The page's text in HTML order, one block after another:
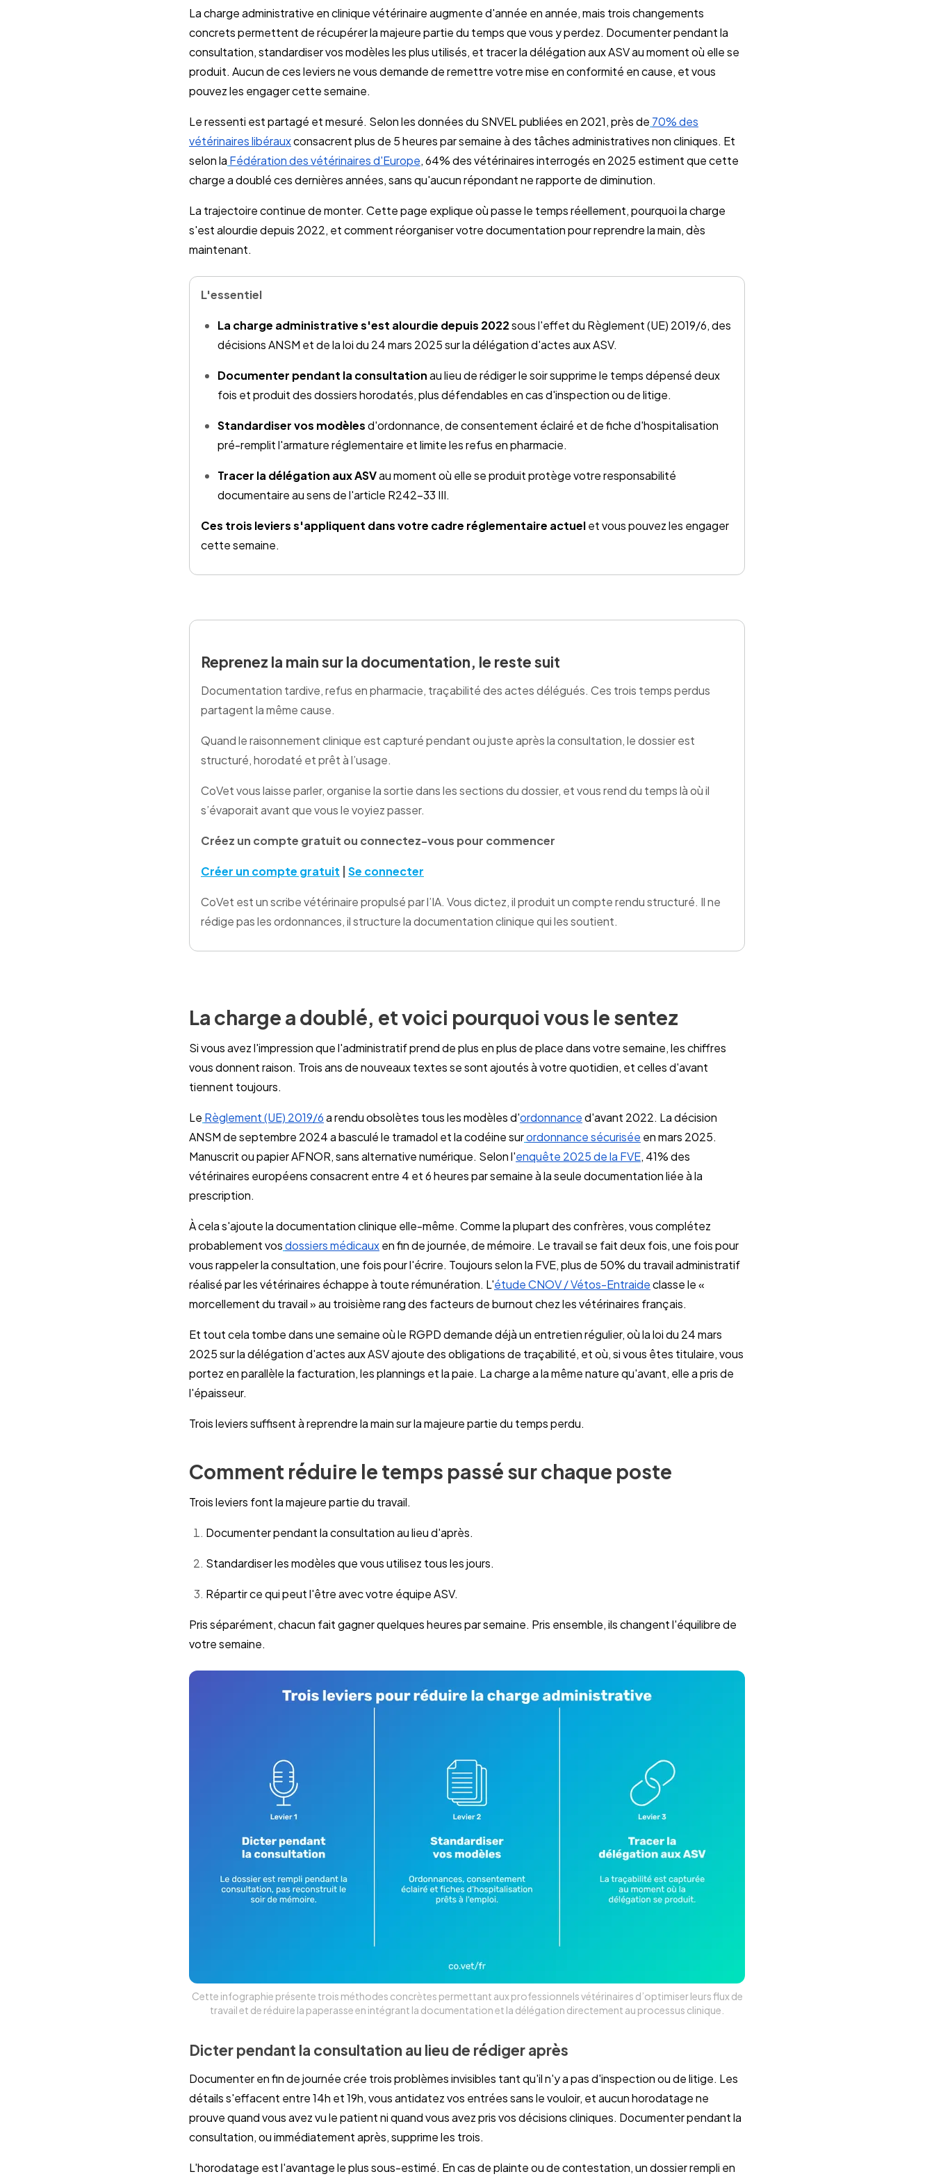
La charge administrative en clinique vétérinaire augmente d'année en année, mais trois changements
concrets permettent de récupérer la majeure partie du temps que vous y perdez. Documenter pendant la
consultation, standardiser vos modèles les plus utilisés, et tracer la délégation aux ASV au moment où elle se
produit. Aucun de ces leviers ne vous demande de remettre votre mise en conformité en cause, et vous
pouvez les engager cette semaine.
Le ressenti est partagé et mesuré. Selon les données du SNVEL publiées en 2021, près de 70% des
vétérinaires libérauxconsacrent plus de 5 heures par semaine à des tâches administratives non cliniques. Et
selon la Fédération des vétérinaires d'Europe, 64% des vétérinaires interrogés en 2025 estiment que cette
charge a doublé ces dernières années, sans qu'aucun répondant ne rapporte de diminution.
La trajectoire continue de monter. Cette page explique où passe le temps réellement, pourquoi la charge
s'est alourdie depuis 2022, et comment réorganiser votre documentation pour reprendre la main, dès
maintenant.
L'essentiel
La charge administrative s'est alourdie depuis 2022sous l'effet du Règlement (UE) 2019/6, des
décisions ANSM et de la loi du 24 mars 2025 sur la délégation d'actes aux ASV.
Documenter pendant la consultationau lieu de rédiger le soir supprime le temps dépensé deux
fois et produit des dossiers horodatés, plus défendables en cas d'inspection ou de litige.
Standardiser vos modèlesd'ordonnance, de consentement éclairé et de fiche d'hospitalisation
pré-remplit l'armature réglementaire et limite les refus en pharmacie.
Tracer la délégation aux ASVau moment où elle se produit protège votre responsabilité
documentaire au sens de l'article R242-33 III.
Ces trois leviers s'appliquent dans votre cadre réglementaire actuelet vous pouvez les engager
cette semaine.
Reprenez la main sur la documentation, le reste suit
Documentation tardive, refus en pharmacie, traçabilité des actes délégués. Ces trois temps perdus
partagent la même cause.
Quand le raisonnement clinique est capturé pendant ou juste après la consultation, le dossier est
structuré, horodaté et prêt à l’usage.
CoVet vous laisse parler, organise la sortie dans les sections du dossier, et vous rend du temps là où il
s’évaporait avant que vous le voyiez passer.
Créez un compte gratuit ou connectez-vous pour commencer
Créer un compte gratuit |Se connecter
CoVet est un scribe vétérinaire propulsé par l’IA. Vous dictez, il produit un compte rendu structuré. Il ne
rédige pas les ordonnances, il structure la documentation clinique qui les soutient.
La charge a doublé, et voici pourquoi vous le sentez
Si vous avez l'impression que l'administratif prend de plus en plus de place dans votre semaine, les chiffres
vous donnent raison. Trois ans de nouveaux textes se sont ajoutés à votre quotidien, et celles d'avant
tiennent toujours.
Le Règlement (UE) 2019/6a rendu obsolètes tous les modèles d'ordonnanced'avant 2022. La décision
ANSM de septembre 2024 a basculé le tramadol et la codéine surordonnance sécurisée en mars 2025.
Manuscrit ou papier AFNOR, sans alternative numérique. Selon l'enquête 2025 de la FVE, 41% des
vétérinaires européens consacrent entre 4 et 6 heures par semaine à la seule documentation liée à la
prescription.
À cela s'ajoute la documentation clinique elle-même. Comme la plupart des confrères, vous complétez
probablement vosdossiers médicauxen fin de journée, de mémoire. Le travail se fait deux fois, une fois pour
vous rappeler la consultation, une fois pour l'écrire. Toujours selon la FVE, plus de 50% du travail administratif
réalisé par les vétérinaires échappe à toute rémunération. L'étude CNOV / Vétos-Entraideclasse le «
morcellement du travail » au troisième rang des facteurs de burnout chez les vétérinaires français.
Et tout cela tombe dans une semaine où le RGPD demande déjà un entretien régulier, où la loi du 24 mars
2025 sur la délégation d'actes aux ASV ajoute des obligations de traçabilité, et où, si vous êtes titulaire, vous
portez en parallèle la facturation, les plannings et la paie. La charge a la même nature qu'avant, elle a pris de
l'épaisseur.
Trois leviers suffisent à reprendre la main sur la majeure partie du temps perdu.
Comment réduire le temps passé sur chaque poste
Trois leviers font la majeure partie du travail.
Documenter pendant la consultation au lieu d'après.
Standardiser les modèles que vous utilisez tous les jours.
Répartir ce qui peut l'être avec votre équipe ASV.
Pris séparément, chacun fait gagner quelques heures par semaine. Pris ensemble, ils changent l'équilibre de
votre semaine.
Cette infographie présente trois méthodes concrètes permettant aux professionnels vétérinaires d’optimiser leurs flux de
travail et de réduire la paperasse en intégrant la documentation et la délégation directement au processus clinique.
Dicter pendant la consultation au lieu de rédiger après
Documenter en fin de journée crée trois problèmes invisibles tant qu'il n'y a pas d'inspection ou de litige. Les
détails s'effacent entre 14h et 19h, vous antidatez vos entrées sans le vouloir, et aucun horodatage ne
prouve quand vous avez vu le patient ni quand vous avez pris vos décisions cliniques. Documenter pendant la
consultation, ou immédiatement après, supprime les trois.
L'horodatage est l'avantage le plus sous-estimé. En cas de plainte ou de contestation, un dossier rempli en